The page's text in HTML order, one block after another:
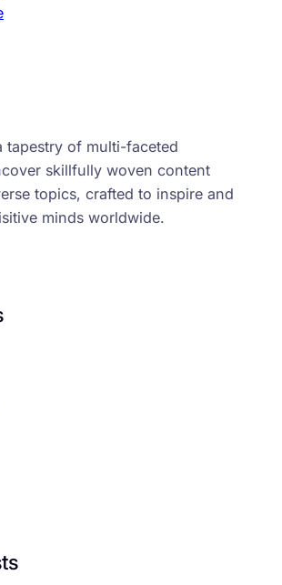
tapestry of multi-faceted
skillfully woven content
topics, crafted to inspire and
minds worldwide.